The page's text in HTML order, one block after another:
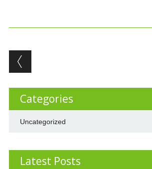
Post navigation
Categories
Uncategorized
Latest Posts